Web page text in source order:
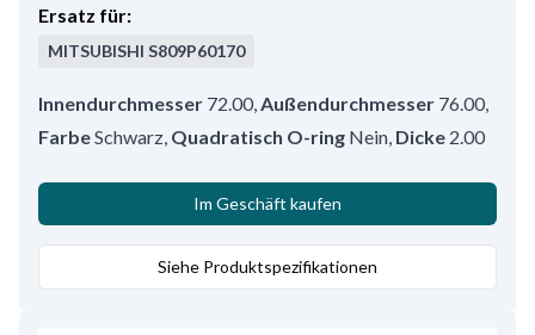
Ersatz für:
MITSUBISHI S809P60170
Innendurchmesser 72.00, Außendurchmesser 76.00,
FarbeSchwarz Quadratisch O-ring Nein Dicke 2.00
Im Geschäft kaufen
Siehe Produktspezifikationen